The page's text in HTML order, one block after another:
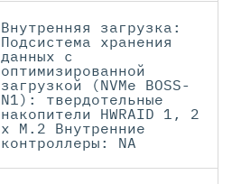
Внутренняя загрузка:
Подсистема хранения
данных с
оптимизированной
загрузкой (NVMe BOSS-
N1): твердотельные
накопители HWRAID 1, 2
x M.2 Внутренние
контроллеры: NA